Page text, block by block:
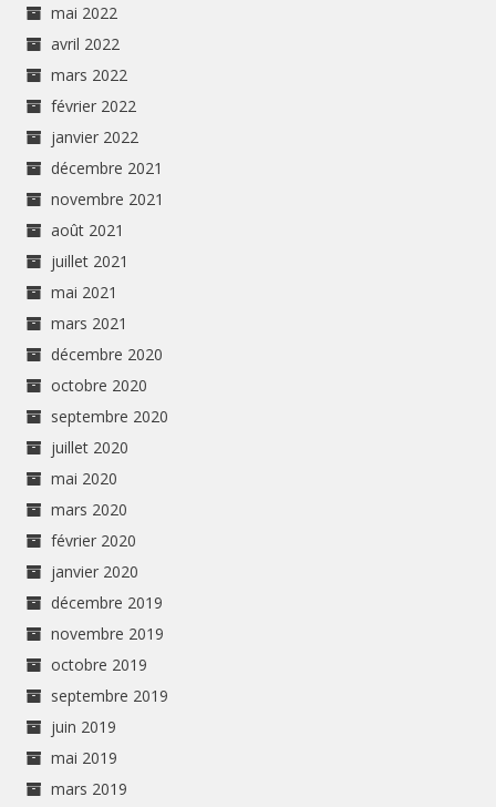
mai 2022
avril 2022
mars 2022
février 2022
janvier 2022
décembre 2021
novembre 2021
août 2021
juillet 2021
mai 2021
mars 2021
décembre 2020
octobre 2020
septembre 2020
juillet 2020
mai 2020
mars 2020
février 2020
janvier 2020
décembre 2019
novembre 2019
octobre 2019
septembre 2019
juin 2019
mai 2019
mars 2019